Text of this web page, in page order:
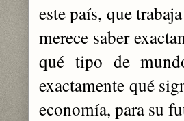
este país, que
merece saber
qué tipo de
exactamente qué
economía, para su